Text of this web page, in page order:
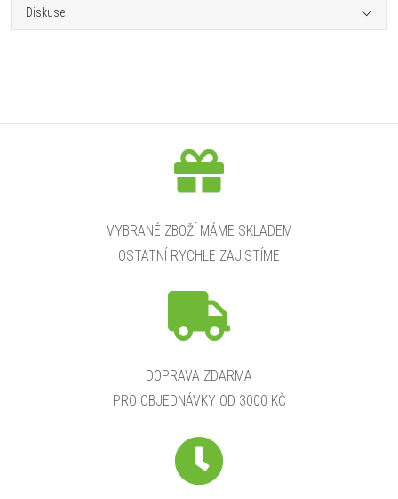
Diskuse
VYBRANÉ ZBOŽÍ MÁME SKLADEM
OSTATNÍ RYCHLE ZAJISTÍME
DOPRAVA ZDARMA
PRO OBJEDNÁVKY OD 3000 KČ